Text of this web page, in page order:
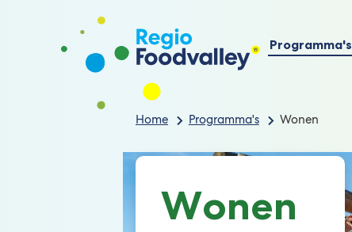
Programma's
Home Programma's Wonen
Wonen